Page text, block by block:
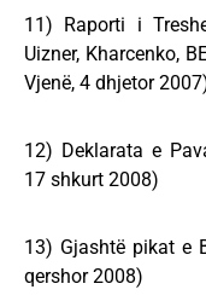
11) Raporti i
Uizner, Kharcenko,
Vjenë, 4 dhjetor
12) Deklarata e
17 shkurt 2008)
13) Gjashtë pikat e
qershor 2008)